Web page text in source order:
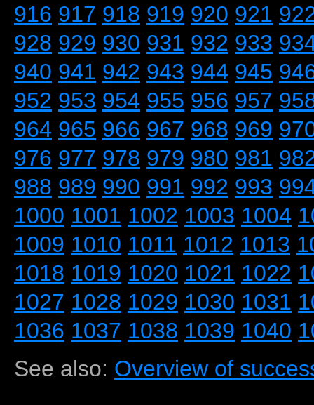
916 917 918 919 920 921
928 929 930 931 932 933
940 941 942 943 944 945
952 953 954 955 956 957
964 965 966 967 968 969
976 977 978 979 980 981
988 989 990 991 992 993
1000 1001 1002 1003 1004
1009 1010 1011 1012 1013
1018 1019 1020 1021 1022
1027 1028 1029 1030 1031
1036 1037 1038 1039 1040
See also: Overview of